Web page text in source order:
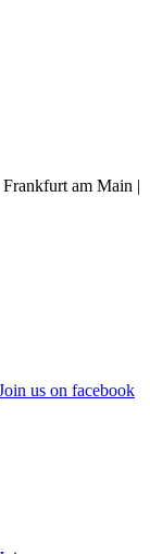
am Main |
us on facebook